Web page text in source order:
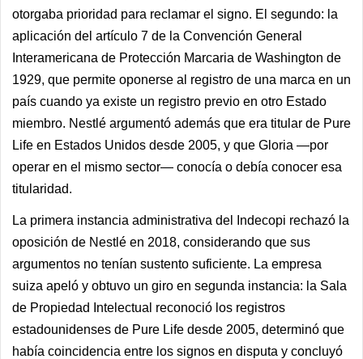
otorgaba prioridad para reclamar el signo. El segundo: la
aplicación del artículo 7 de la Convención General
Interamericana de Protección Marcaria de Washington de
1929, que permite oponerse al registro de una marca en un
país cuando ya existe un registro previo en otro Estado
miembro. Nestlé argumentó además que era titular de Pure
Life en Estados Unidos desde 2005, y que Gloria —por
operar en el mismo sector— conocía o debía conocer esa
titularidad.
La primera instancia administrativa del Indecopi rechazó la
oposición de Nestlé en 2018, considerando que sus
argumentos no tenían sustento suficiente. La empresa
suiza apeló y obtuvo un giro en segunda instancia: la Sala
de Propiedad Intelectual reconoció los registros
estadounidenses de Pure Life desde 2005, determinó que
había coincidencia entre los signos en disputa y concluyó